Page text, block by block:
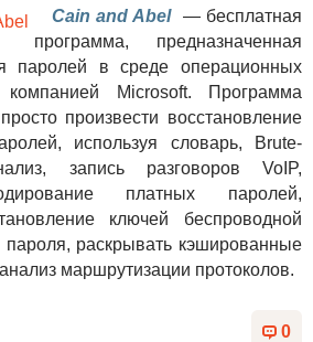
Cain and Abel — бесплатная
программа, предназначенная
паролей в среде операционных
Microsoft. Программа
произвести восстановление
используя словарь, Brute-
запись разговоров VoIP,
платных паролей,
ключей беспроводной
пароля, раскрывать кэшированные
маршрутизации протоколов.
0